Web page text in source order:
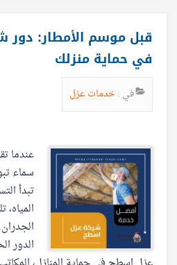
قبل موسم الأمطار:
في حماية منزلك
في : خدمات عزل
عندما
سماء
تبدأ
الدور